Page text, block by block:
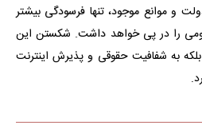
و موانع موجود، تنها فرسودگی بیشتر
را در پی خواهد داشت. شکستن این
به شفافیت حقوقی و پذیرش اینترنت